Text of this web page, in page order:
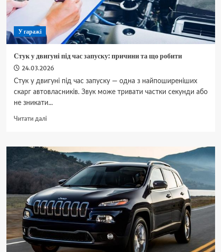
У гаражі
Стук у двигуні під час запуску: причини та що робити
24.03.2026
Стук у двигуні під час запуску — одна з найпоширеніших
скарг автовласників. Звук може тривати частки секунди або
не зникати...
Читати даліДокладніше
у
двигуні
під
час
запуску:
причини
та
що
робити